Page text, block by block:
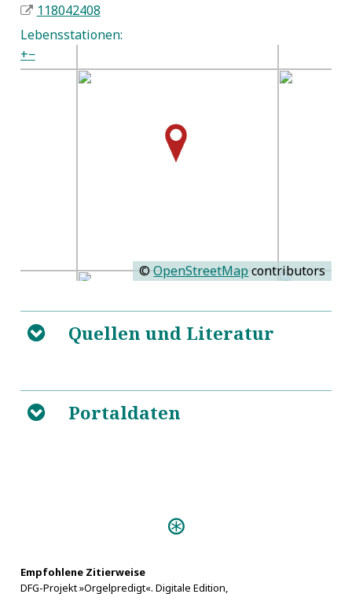
118042408
Lebensstationen:
+−
©OpenStreetMapcontributors
B Quellen und Literatur
https://de.wikipedia.org/wiki/Georg_Caspar_Wecker
Wecker, Georg Caspar
B Portaldaten
Schuldiges Lob Gottes (Nürnberg
Empfohlene Zitierweise
DFG-Projekt »Orgelpredigt«. Digitale Edition,